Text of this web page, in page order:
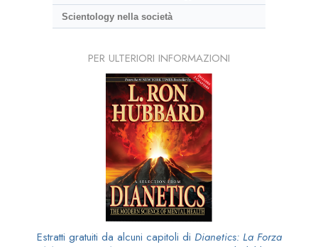
Scientology nella società
PER ULTERIORI INFORMAZIONI
Estratti gratuiti da alcuni capitoli di Dianetics: La Forza